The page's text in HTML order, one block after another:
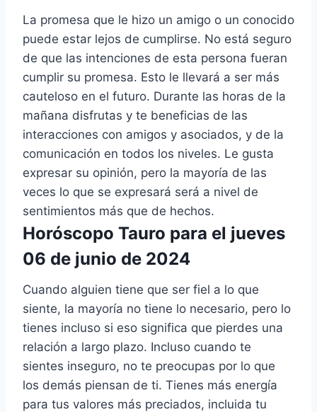
La promesa que le hizo un amigo o un conocido
puede estar lejos de cumplirse. No está seguro
de que las intenciones de esta persona fueran
cumplir su promesa. Esto le llevará a ser más
cauteloso en el futuro. Durante las horas de la
mañana disfrutas y te beneficias de las
interacciones con amigos y asociados, y de la
comunicación en todos los niveles. Le gusta
expresar su opinión, pero la mayoría de las
veces lo que se expresará será a nivel de
sentimientos más que de hechos.
Horóscopo Tauro para el jueves
06 de junio de 2024
Cuando alguien tiene que ser fiel a lo que
siente, la mayoría no tiene lo necesario, pero lo
tienes incluso si eso significa que pierdes una
relación a largo plazo. Incluso cuando te
sientes inseguro, no te preocupas por lo que
los demás piensan de ti. Tienes más energía
para tus valores más preciados, incluida tu